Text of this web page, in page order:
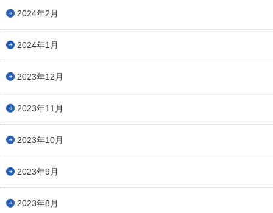
2024年2月
2024年1月
2023年12月
2023年11月
2023年10月
2023年9月
2023年8月